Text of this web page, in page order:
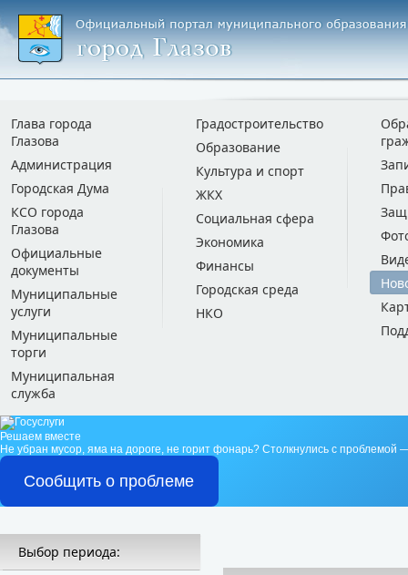
Глава города
Глазова
Администрация
Городская Дума
КСО города
Глазова
Официальные
документы
Муниципальные
услуги
Муниципальные
торги
Муниципальная
служба
Градостроительство
Образование
Культура и спорт
ЖКХ
Социальная сфера
Экономика
Финансы
Городская среда
НКО
Решаем вместе
Не убран мусор, яма на дороге, не горит фонарь? Столкнулись с проблемой
Сообщить о проблеме
Выбор периода: